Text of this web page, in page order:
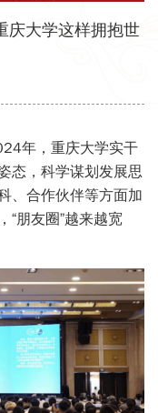
庆大学这样拥抱世
年，重庆大学实干
态，科学谋划发展思
、合作伙伴等方面加
“朋友圈”越来越宽